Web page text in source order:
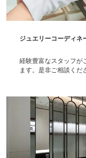
ジュエリーコーディネ
経験豊富なスタッフが
ます。是非ご相談くだ